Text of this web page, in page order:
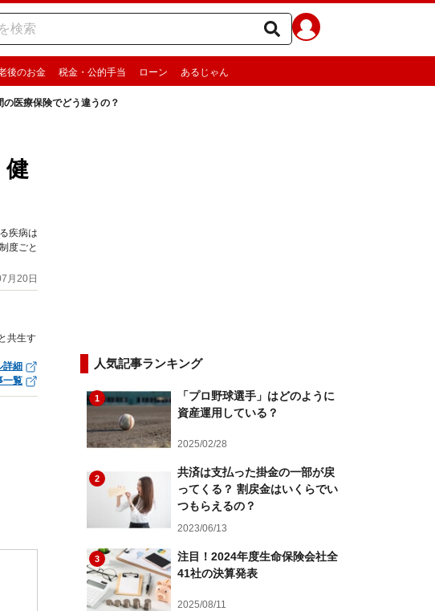
後のお金 税金・公的手当 ローン あるじゃん
の医療保険でどう違うの？
健
疾病は
度ごと
月20日
共生す
詳細
一覧
人気記事ランキング
1
「プロ野球選手」はどのように
資産運用している？
2025/02/28
2
共済は支払った掛金の一部が戻
ってくる？ 割戻金はいくらでい
つもらえるの？
2023/06/13
3
注目！2024年度生命保険会社全
41社の決算発表
2025/08/11